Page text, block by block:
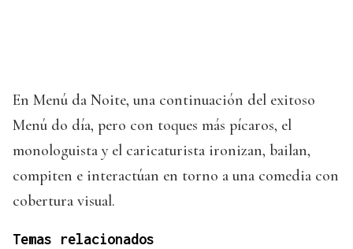
En Menú da Noite, una continuación del exitoso
Menú do día, pero con toques más pícaros, el
monologuista y el caricaturista ironizan, bailan,
compiten e interactúan en torno a una comedia con
cobertura visual.
Temas relacionados